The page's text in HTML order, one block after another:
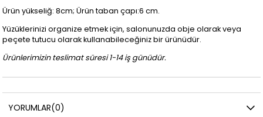
Ürün yükseliğ: 8cm; Ürün taban çapı:6 cm.
Yüzüklerinizi organize etmek için, salonunuzda obje olarak veya
peçete tutucu olarak kullanabileceğiniz bir ürünüdür.
Ürünlerimizin teslimat süresi 1-14 iş günüdür.
YORUMLAR(0)